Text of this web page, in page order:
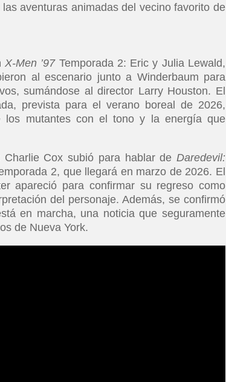
aventuras animadas del vecino favorito de
X-Men ’97Temporada 2: Eric y Julia Lewald,
al escenario junto a Winderbaum para
sumándose al director Larry Houston. El
prevista para el verano boreal de 2026,
mutantes con el tono y la energía que
Cox subió para hablar de Daredevil:
2, que llegará en marzo de 2026. El
apareció para confirmar su regreso como
del personaje. Además, se confirmó
en marcha, una noticia que seguramente
de Nueva York.